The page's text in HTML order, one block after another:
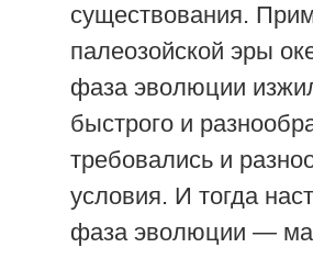
существования.
палеозойской эры
фаза эволюции
быстрого и
требовались и
условия. И тогда
фаза эволюции —